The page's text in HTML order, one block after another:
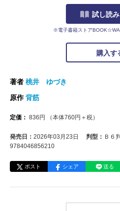
試し読
※電子書籍ストア
購入す
著者 桃井 ゆづき
原作背筋
定価： 836 円 （本体760円＋税）
発売日： 2026年03月23日 判型： Ｂ６判
9784046856210
ポスト シェア 送る